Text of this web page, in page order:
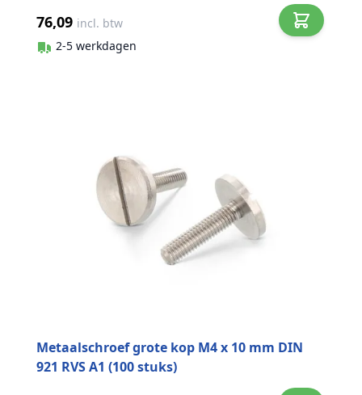
76,09 incl. btw
2-5 werkdagen
Metaalschroef grote kop M4 x 10 mm DIN
921 RVS A1 (100 stuks)